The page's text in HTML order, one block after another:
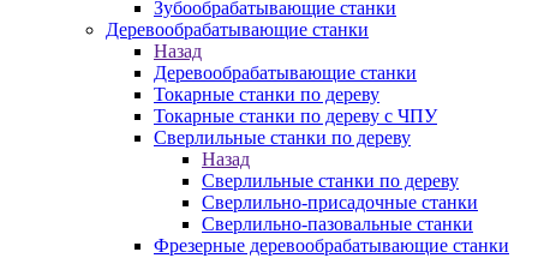
Зубообрабатывающие станки
Деревообрабатывающие станки
Назад
Деревообрабатывающие станки
Токарные станки по дереву
Токарные станки по дереву с ЧПУ
Сверлильные станки по дереву
Назад
Сверлильные станки по дереву
Сверлильно-присадочные станки
Сверлильно-пазовальные станки
Фрезерные деревообрабатывающие станки